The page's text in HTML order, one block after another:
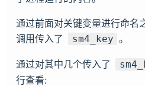
通过前面对关键变量进行命名
调用传入了
sm4_key 。
通过对其中几个传入了
行查看: